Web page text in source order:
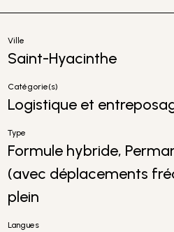
Ville
Saint-Hyacinthe
Catégorie(s)
Logistique et
Type
Formule hybride,
(avec déplacements
plein
Langues